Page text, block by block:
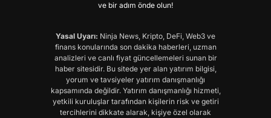
ve bir adım önde olun!
Yasal Uyarı: Ninja News, Kripto, DeFi, Web3 ve
finans konularında son dakika haberleri, uzman
analizleri ve canlı fiyat güncellemeleri sunan bir
haber sitesidir. Bu sitede yer alan yatırım bilgisi,
yorum ve tavsiyeler yatırım danışmanlığı
kapsamında değildir. Yatırım danışmanlığı hizmeti,
yetkili kuruluşlar tarafından kişilerin risk ve getiri
tercihlerini dikkate alarak, kişiye özel olarak